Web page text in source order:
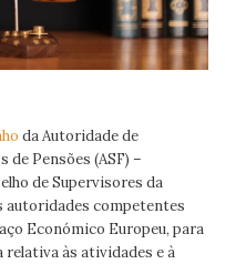
da Autoridade de
de Pensões (ASF) –
de Supervisores da
autoridades competentes
Económico Europeu, para
às atividades e à